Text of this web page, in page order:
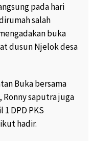
pada hari
salah
buka
dusun Njelok desa
Buka bersama
Ronny saputra juga
DPD PKS
hadir.